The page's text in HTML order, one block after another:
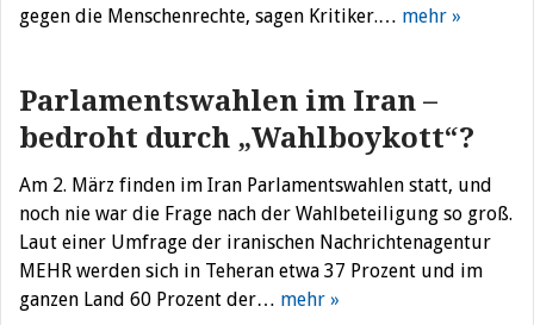
gegen die Menschenrechte, sagen Kritiker.… mehr »
Parlamentswahlen im Iran –
bedroht durch „Wahlboykott“?
Am 2. März finden im Iran Parlamentswahlen statt, und
noch nie war die Frage nach der Wahlbeteiligung so groß.
Laut einer Umfrage der iranischen Nachrichtenagentur
MEHR werden sich in Teheran etwa 37 Prozent und im
ganzen Land 60 Prozent der… mehr »